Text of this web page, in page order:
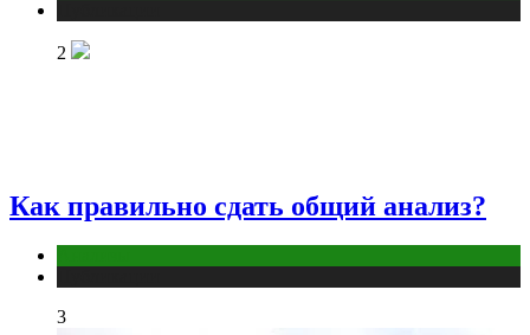
2
Как правильно сдать общий анализ?
3